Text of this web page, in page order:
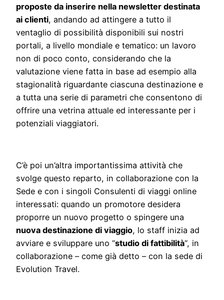
proposte da inserire nella newsletter destinata
ai clienti, andando ad attingere a tutto il
ventaglio di possibilità disponibili sui nostri
portali, a livello mondiale e tematico: un lavoro
non di poco conto, considerando che la
valutazione viene fatta in base ad esempio alla
stagionalità riguardante ciascuna destinazione e
a tutta una serie di parametri che consentono di
offrire una vetrina attuale ed interessante per i
potenziali viaggiatori.
C’è poi un’altra importantissima attività che
svolge questo reparto, in collaborazione con la
Sede e con i singoli Consulenti di viaggi online
interessati: quando un promotore desidera
proporre un nuovo progetto o spingere una
nuova destinazione di viaggio, lo staff inizia ad
avviare e sviluppare uno “studio di fattibilità“, in
collaborazione – come già detto – con la sede di
Evolution Travel.